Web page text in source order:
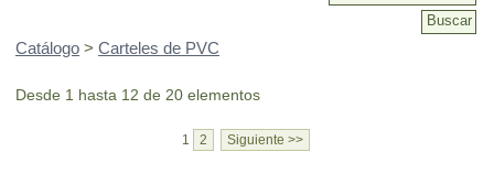
Catálogo > Carteles de PVC
Desde 1 hasta 12 de 20 elementos
1 2 Siguiente >>